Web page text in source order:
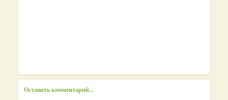
Оставить комментарий...